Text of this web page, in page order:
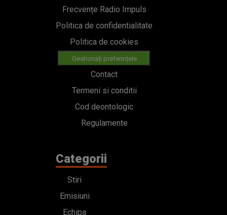
Frecvențe Radio Impuls
Politica de confidentialitate
Politica de cookies
Gestionați preferințele
Contact
Termeni si conditii
Cod deontologic
Regulamente
Categorii
Stiri
Emisiuni
Echipa